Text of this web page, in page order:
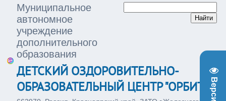
Муниципальное
автономное
учреждение
дополнительного
образования
ДЕТСКИЙ ОЗДОРОВИТЕЛЬНО-
ОБРАЗОВАТЕЛЬНЫЙ ЦЕНТР "ОРБИТА"